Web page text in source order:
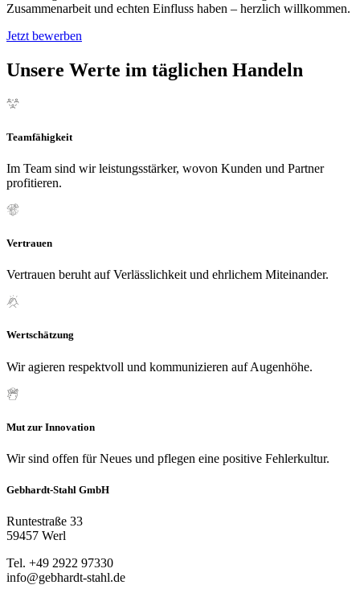
Zusammenarbeit und echten Einfluss haben – herzlich willkommen.
Jetzt bewerben
Unsere Werte im täglichen Handeln
Teamfähigkeit
Im Team sind wir leistungsstärker, wovon Kunden und Partner
profitieren.
Vertrauen
Vertrauen beruht auf Verlässlichkeit und ehrlichem Miteinander.
Wertschätzung
Wir agieren respektvoll und kommunizieren auf Augenhöhe.
Mut zur Innovation
Wir sind offen für Neues und pflegen eine positive Fehlerkultur.
Gebhardt-Stahl GmbH
Runtestraße 33
59457 Werl
Tel. +49 2922 97330
info@gebhardt-stahl.de